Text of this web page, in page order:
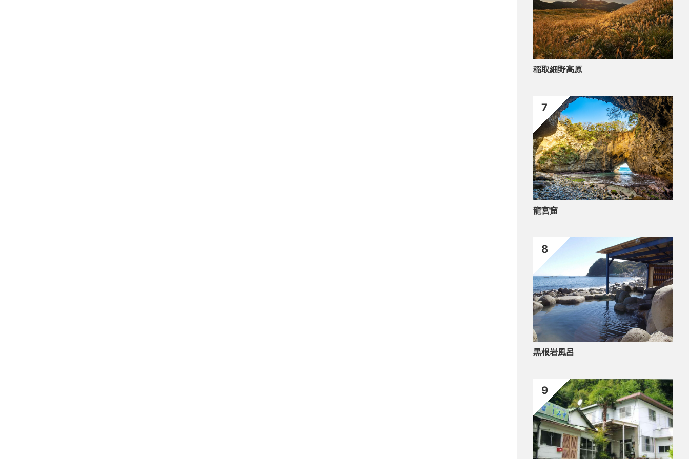
稲取細野高原
龍宮窟
7
黒根岩風呂
8
9